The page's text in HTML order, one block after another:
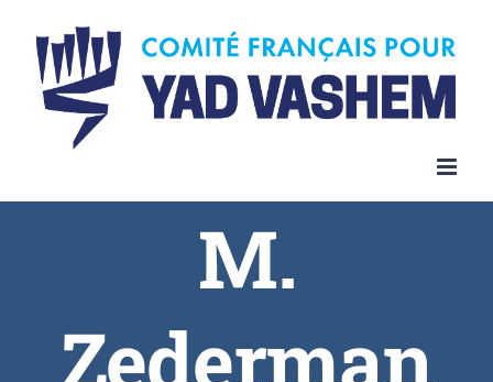
content
M.
Zederman